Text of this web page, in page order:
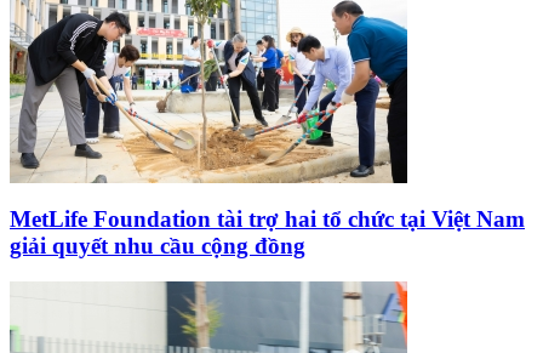
MetLife Foundation tài trợ hai tổ chức tại Việt Nam
giải quyết nhu cầu cộng đồng